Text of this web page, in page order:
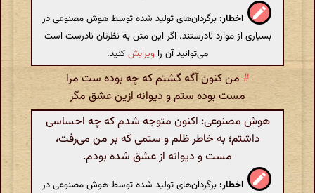
اخطار: برگردان‌های تولید شده توسط هوش مصنوعی در
بسیاری از موارد نادرستند. اگر این متن به نظرتان نادرست است
می‌توانید آن را ویرایشکنید.
# من کنون آگه گشتم که چه بوده ست مرا
مست بوده ستم و دیوانه ازین عشق مگر
هوش مصنوعی: اکنون متوجه شدم که چه احساسی
داشتم؛ به خاطر ظلم و ستمی که بر من می‌رفت،
مست و دیوانه از عشق شده بودم.
اخطار: برگردان‌های تولید شده توسط هوش مصنوعی در